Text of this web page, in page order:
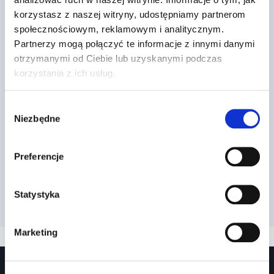
korzystasz z naszej witryny, udostępniamy partnerom
społecznościowym, reklamowym i analitycznym.
Partnerzy mogą połączyć te informacje z innymi danymi
otrzymanymi od Ciebie lub uzyskanymi podczas
korzystania z ich usług.
zgody
Niezbędne
Preferencje
Statystyka
Marketing
Przez 2022-03-13